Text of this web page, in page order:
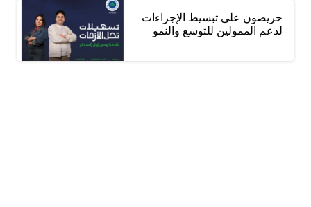
حريصون على تبسيط الإجراءات
لدعم الممولين للتوسع والنمو